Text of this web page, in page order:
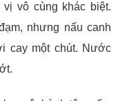
vô cùng khác biệt.
nhưng nấu canh
cay một chút. Nước